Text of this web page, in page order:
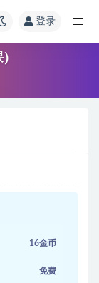
登录
16金币
免费